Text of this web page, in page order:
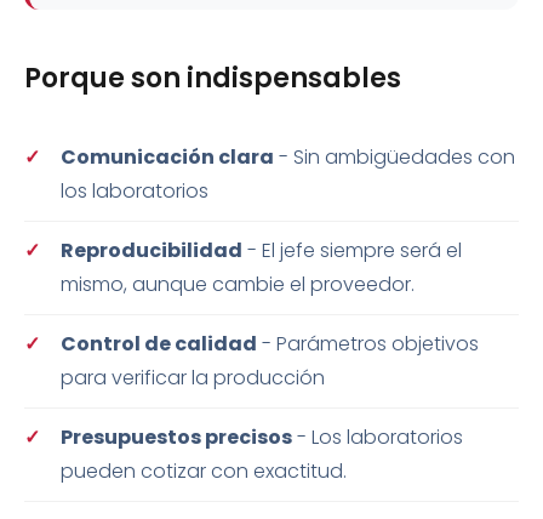
Porque son indispensables
Comunicación clara - Sin ambigüedades con
los laboratorios
Reproducibilidad - El jefe siempre será el
mismo, aunque cambie el proveedor.
Control de calidad - Parámetros objetivos
para verificar la producción
Presupuestos precisos- Los laboratorios
pueden cotizar con exactitud.